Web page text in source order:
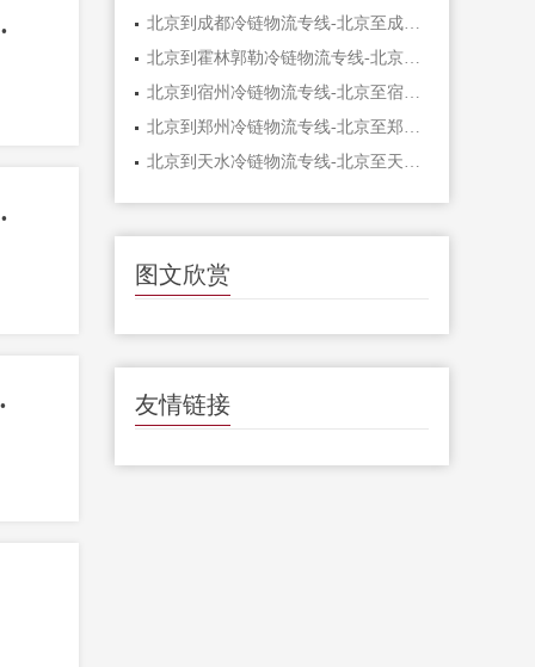
达冷链物流
达冷链物流
公司介绍
北京到成都冷链物流专线-北京至成都货运公
北京到霍林郭勒冷链物流专线-北京至霍林郭
北京到宿州冷链物流专线-北京至宿州冷链物
北京到郑州冷链物流专线-北京至郑州冷链物
北京到天水冷链物流专线-北京至天水货运公
图文欣赏
友情链接